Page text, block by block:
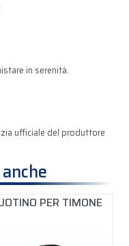
in serenità.
ufficiale del produttore
PER TIMONE